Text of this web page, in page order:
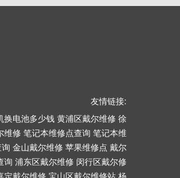
友情链接:
换电池多少钱 黄浦区戴尔维修 徐
维修 笔记本维修点查询 笔记本维
金山戴尔维修 苹果维修点 戴尔
询 浦东区戴尔维修 闵行区戴尔修